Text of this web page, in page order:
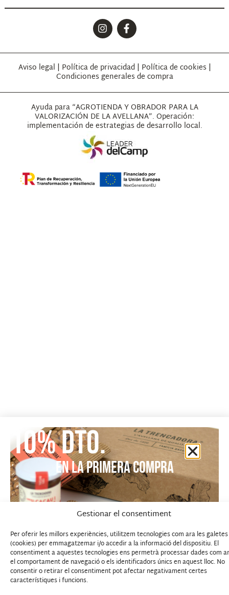
Gestionar el consentiment
Per oferir les millors experiències, utilitzem tecnologies com ara les galetes
(cookies) per emmagatzemar i/o accedir a la informació del dispositiu. El
consentiment a aquestes tecnologies ens permetrà processar dades com
el comportament de navegació o els identificadors únics en aquest lloc. No
consentir o retirar el consentiment pot afectar negativament certes
característiques i funcions.
Aviso legal | Política de privacidad| Política de cookies|
Condiciones generales de compra
Ayuda para “AGROTIENDA Y OBRADOR PARA LA
VALORIZACIÓN DE LA AVELLANA”. Operación:
implementación de estrategias de desarrollo local.
10% dto.
EN LA PRIMERA COMPRA
REGÍSTRATE PARA OBTENER UN 10% DE DESCUENTO EN TU PRIMERA
COMPRA
Regístrate para recibir nuestra Newsletter y consigue un código de